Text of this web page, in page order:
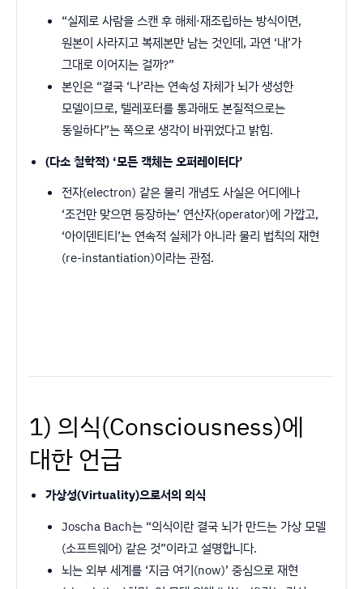
“실제로 사람을 스캔 후 해체·재조립하는 방식이면,
원본이 사라지고 복제본만 남는 것인데, 과연 ‘내’가
그대로 이어지는 걸까?”
본인은 “결국 ‘나’라는 연속성 자체가 뇌가 생성한
모델이므로, 텔레포터를 통과해도 본질적으로는
동일하다”는 쪽으로 생각이 바뀌었다고 밝힘.
(다소 철학적) ‘모든 객체는 오퍼레이터다’
전자(electron) 같은 물리 개념도 사실은 어디에나
‘조건만 맞으면 등장하는’ 연산자(operator)에 가깝고,
‘아이덴티티’는 연속적 실체가 아니라 물리 법칙의 재현
(re-instantiation)이라는 관점.
1) 의식(Consciousness)에
대한 언급
가상성(Virtuality)으로서의 의식
Joscha Bach는 “의식이란 결국 뇌가 만드는 가상 모델
(소프트웨어) 같은 것”이라고 설명합니다.
뇌는 외부 세계를 ‘지금 여기(now)’ 중심으로 재현